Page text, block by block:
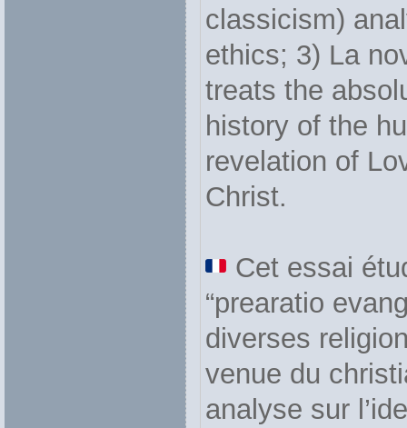
classicism)
ethics; 3) La
treats the
history of the
revelation of
Christ.
Cet essai
“prearatio
diverses
venue du
analyse sur